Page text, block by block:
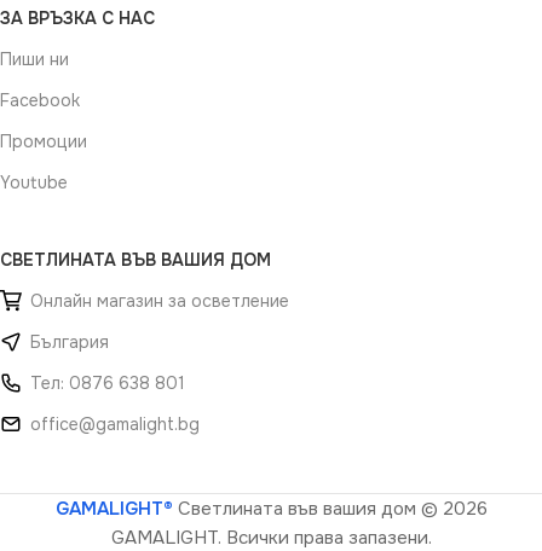
ЗА ВРЪЗКА С НАС
Пиши ни
Facebook
Промоции
Youtube
СВЕТЛИНАТА ВЪВ ВАШИЯ ДОМ
Онлайн магазин за осветление
България
Тел: 0876 638 801
office@gamalight.bg
GAMALIGHT® Светлината във вашия дом © 2026
GAMALIGHT. Всички права запазени.